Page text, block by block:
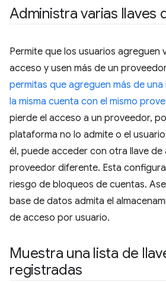
Administra varias llaves
Permite que los usuarios agreguen
acceso y usen más de un
permitas que agreguen más de
la misma cuenta con el mismo
pierde el acceso a un proveedor,
plataforma no lo admite o el
él, puede acceder con otra llave de
proveedor diferente. Esta
riesgo de bloqueos de cuentas.
base de datos admita el
de acceso por usuario.
Muestra una lista de
registradas